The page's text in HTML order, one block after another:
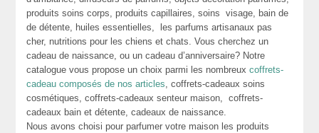
produits soins corps, produits capillaires, soins visage, bain de
de détente, huiles essentielles, les parfums artisanaux pas
cher, nutritions pour les chiens et chats. Vous cherchez un
cadeau de naissance, ou un cadeau d’anniversaire? Notre
catalogue vous propose un choix parmi les nombreuxcoffrets-
cadeau composés de nos articles, coffrets-cadeaux soins
cosmétiques, coffrets-cadeaux senteur maison, coffrets-
cadeaux bain et détente, cadeaux de naissance.
Nous avons choisi pour parfumer votre maison les produits